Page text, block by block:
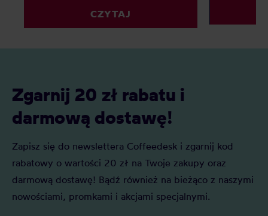
mleka kupić? Elektryczny, ręczny, a
może indukcyjny? Oto nasz
szczegółowy ranking, który pomoże Ci
CZYTAJ
kawy
Zgarnij 20 zł rabatu i
darmową dostawę!
Zapisz się do newslettera Coffeedesk i zgarnij kod
rabatowy o wartości 20 zł na Twoje zakupy oraz
darmową dostawę! Bądź również na bieżąco z naszymi
nowościami, promkami i akcjami specjalnymi.